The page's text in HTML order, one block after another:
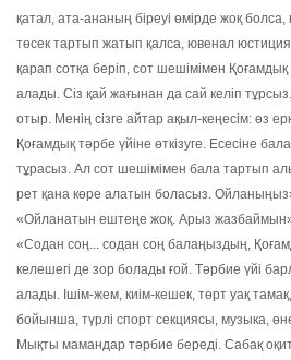
қатал, ата-ананың біреуі өмірде жоқ болса,
төсек тартып жатып қалса, ювенал
қарап сотқа беріп, сот шешімімен Қоғамдық
алады. Сіз қай жағынан да сай келіп
отыр. Менің сізге айтар ақыл-кеңесім: өз
Қоғамдық тәрбе үйіне өткізуге. Есесіне
тұрасыз. Ал сот шешімімен бала тартып
рет қана көре алатын боласыз.
«Ойланатын ештеңе жоқ. Арыз
«Содан соң... содан соң балаңыздың,
келешегі де зор болады ғой. Тәрбие үйі
алады. Ішім-жем, киім-кешек, төрт уақ
бойынша, түрлі спорт секциясы, музыка,
Мықты мамандар тәрбие береді. Сабақ